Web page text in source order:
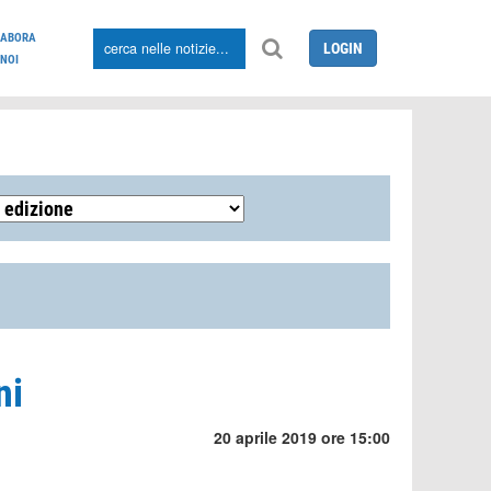
LOGIN
20 aprile 2019 ore 15:00